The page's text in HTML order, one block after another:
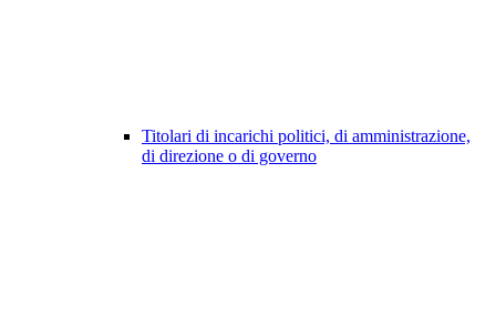
Titolari di incarichi politici, di amministrazione,
di direzione o di governo